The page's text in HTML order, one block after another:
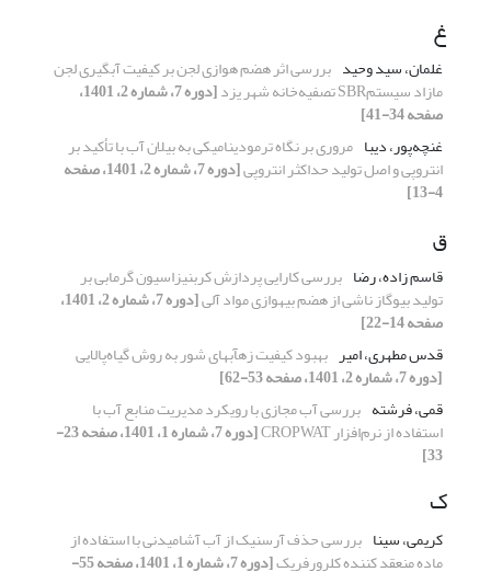
غ
غلمان، سید وحید بررسی اثر هضم هوازی لجن بر کیفیت آبگیری لجن
مازاد سیستمSBR تصفیه‌خانه شهر یزد [دوره 7، شماره 2، 1401،
صفحه 34-41]
غنچه‌پور، دیبا مروری بر نگاه ترمودینامیکی به بیلان آب با تأکید بر
انتروپی و اصل تولید حداکثر انتروپی [دوره 7، شماره 2، 1401، صفحه
4-13]
ق
قاسم زاده، رضا بررسی کارایی پردازش کربنیزاسیون گرمابی بر
تولید بیوگاز ناشی از هضم بی‎هوازی مواد آلی [دوره 7، شماره 2، 1401،
صفحه 14-22]
قدس مطهری، امیر بهبود کیفیت زه‏آب‏های شور به روش گیاه‌پالایی
[دوره 7، شماره 2، 1401، صفحه 53-62]
قمی، فرشته بررسی آب مجازی با رویکرد مدیریت منابع آب با
استفاده از نرم‌افزار CROPWAT [دوره 7، شماره 1، 1401، صفحه 23-
33]
ک
کریمی، سینا بررسی حذف آرسنیک از آب آشامیدنی با استفاده از
ماده منعقد کننده کلرورفریک [دوره 7، شماره 1، 1401، صفحه 55-